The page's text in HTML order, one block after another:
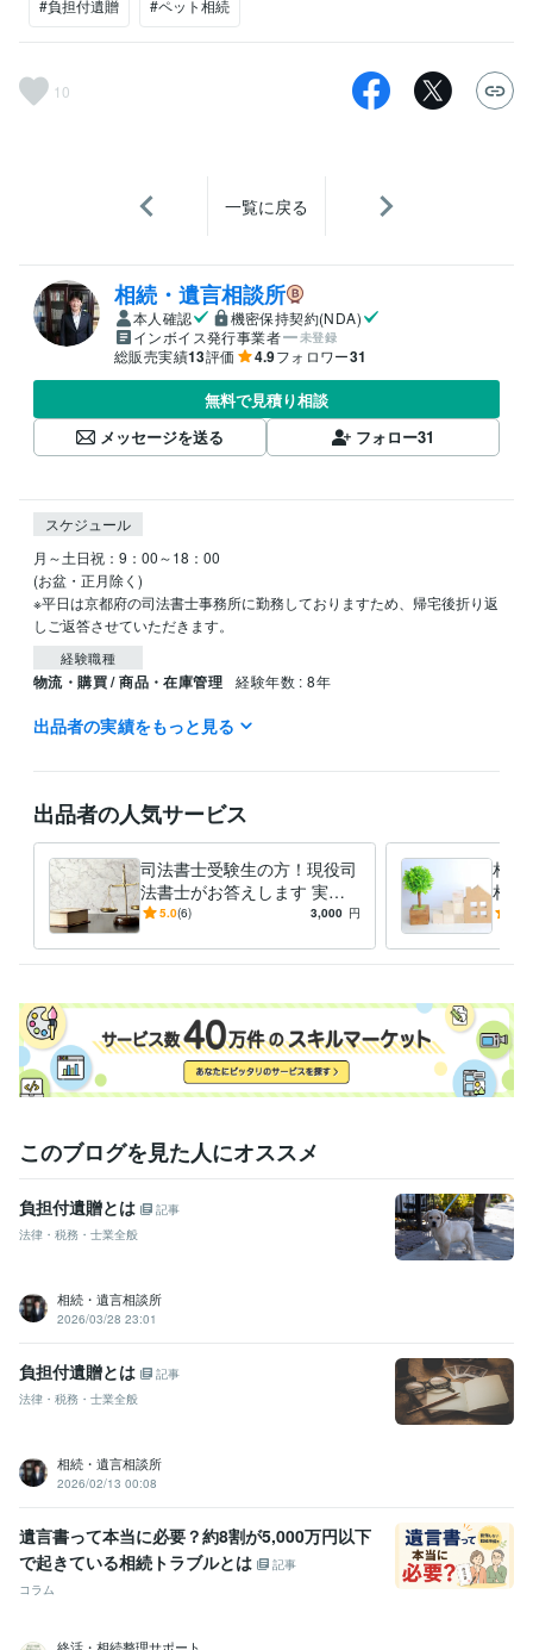
#負担付遺贈 #ペット相続
10
一覧に戻る
相続・遺言相談所
本人確認
機密保持契約(NDA)
インボイス発行事業者
未登録
総販売実績13評価 4.9フォロワー31
無料で見積り相談
メッセージを送る
フォロー31
スケジュール
月～土日祝：9：00～18：00
(お盆・正月除く)
※平日は京都府の司法書士事務所に勤務しておりますため、帰宅後折り返
経験職種
物流・購買 / 商品・在庫管理 経験年数 : 8年
職歴
司法書士 取得年 : 2005年
得意分野
ビジネス代行・事務代行 ペット信託相談 ペット信託契約書作成
遺
言書作成
ペット ペット信託 法律相談
相続対策
相続相談
信託相談 遺言書作成 司法書士
鳥取大学中退 1985年3月 ~ 1991年2月
出品者の実績をもっと見る
出品者の人気サービス
司法書士受験生の方！現役司
法書士がお答えします 実務
経験１９年の司法書士が、
5.0(6) 3,000 円
相続
相続
じま
このブログを見た人にオススメ
負担付遺贈とは
記事
法律・税務・士業全般
相続・遺言相談所
2026/03/28 23:01
負担付遺贈とは
記事
法律・税務・士業全般
相続・遺言相談所
2026/02/13 00:08
遺言書って本当に必要？約8割が5,000万円以下
で起きている相続トラブルとは
記事
コラム
終活・相続整理サポート